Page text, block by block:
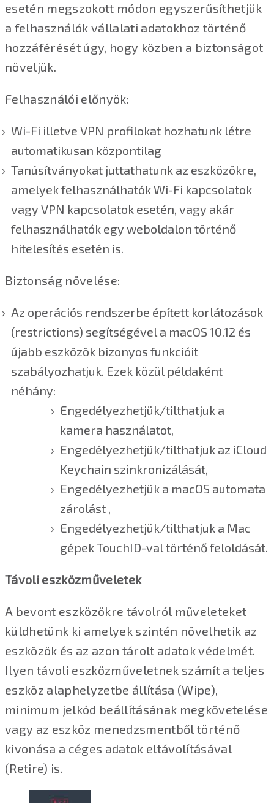
esetén megszokott módon egyszerűsíthetjük
a felhasználók vállalati adatokhoz történő
hozzáférését úgy, hogy közben a biztonságot
növeljük.
Felhasználói előnyök:
Wi-Fi illetve VPN profilokat hozhatunk létre
automatikusan központilag
Tanúsítványokat juttathatunk az eszközökre,
amelyek felhasználhatók Wi-Fi kapcsolatok
vagy VPN kapcsolatok esetén, vagy akár
felhasználhatók egy weboldalon történő
hitelesítés esetén is.
Biztonság növelése:
Az operációs rendszerbe épített korlátozások
(restrictions) segítségével a macOS 10.12 és
újabb eszközök bizonyos funkcióit
szabályozhatjuk. Ezek közül példaként
néhány:
Engedélyezhetjük/tilthatjuk a
kamera használatot,
Engedélyezhetjük/tilthatjuk az iCloud
Keychain szinkronizálását,
Engedélyezhetjük a macOS automata
zárolást ,
Engedélyezhetjük/tilthatjuk a Mac
gépek TouchID-val történő feloldását.
Távoli eszközműveletek
A bevont eszközökre távolról műveleteket
küldhetünk ki amelyek szintén növelhetik az
eszközök és az azon tárolt adatok védelmét.
Ilyen távoli eszközműveletnek számít a teljes
eszköz alaphelyzetbe állítása (Wipe),
minimum jelkód beállításának megkövetelése
vagy az eszköz menedzsmentből történő
kivonása a céges adatok eltávolításával
(Retire) is.